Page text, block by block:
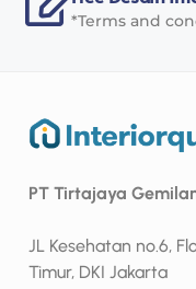
*Terms and
PT Tirtajaya
JL Kesehatan no.6,
Timur, DKI Jakarta